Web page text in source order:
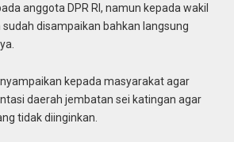
anggota DPR RI, namun kepada wakil
disampaikan bahkan langsung
kepada masyarakat agar
daerah jembatan sei katingan agar
tidak diinginkan.